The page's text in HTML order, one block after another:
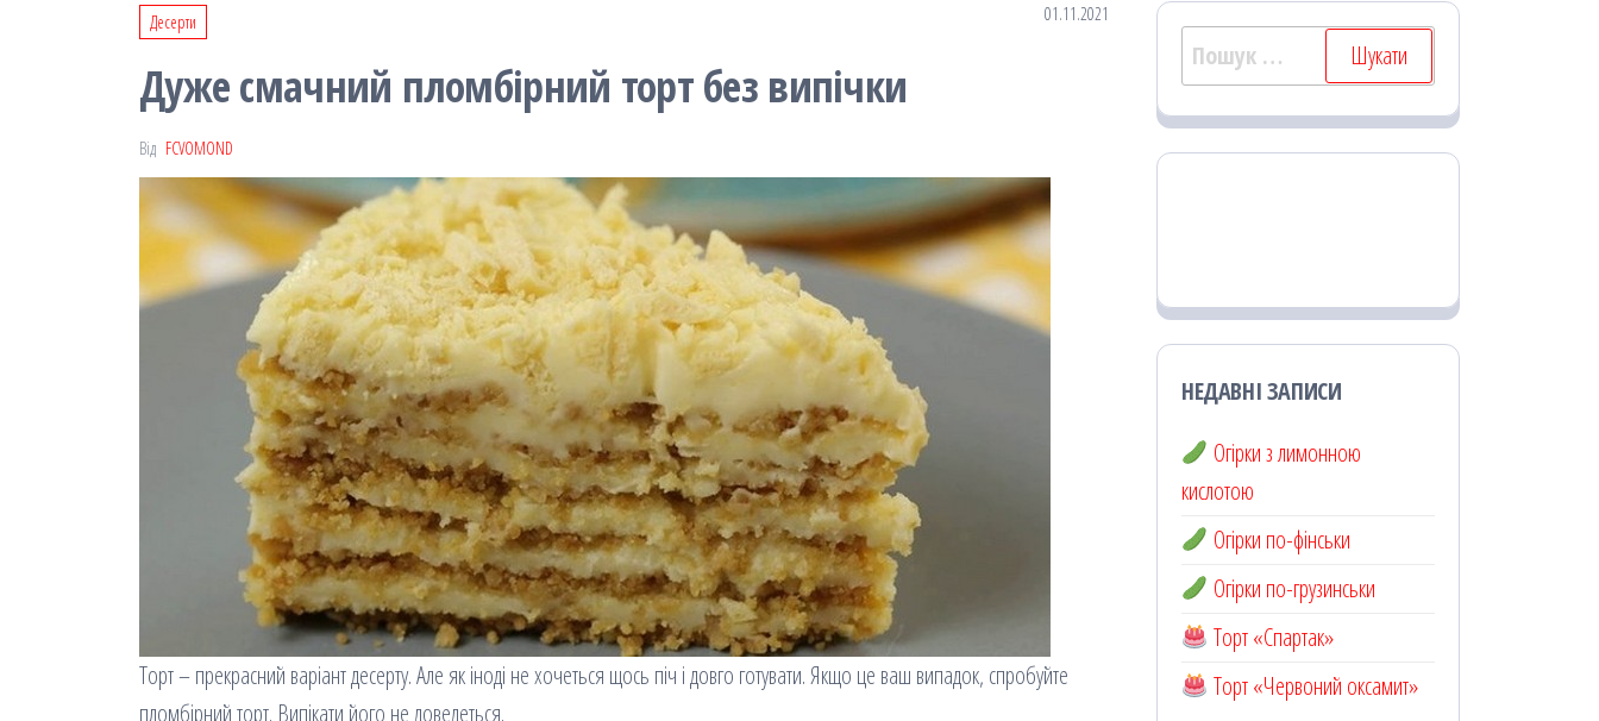
Десерти 01.11.2021
Дуже смачний пломбірний торт без випічки
Від FCVOMOND
Торт – прекрасний варіант десерту. Але як іноді не хочеться щось піч і довго готувати. Якщо це ваш випадок, спробуйте
пломбірний торт. Випікати його не доведеться.
Пошук:
НЕДАВНІ ЗАПИСИ
Огірки з лимонною
кислотою
Огірки по-фінськи
Огірки по-грузинськи
Торт «Спартак»
Торт «Червоний оксамит»